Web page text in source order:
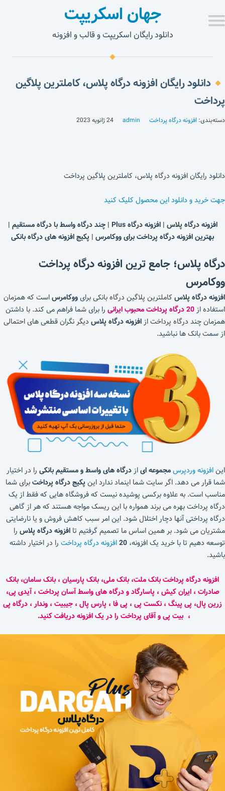
جهان اسکریپت
دانلود رایگان اسکریپت و قالب و افزونه
دانلود رایگان افزونه درگاه پلاس، کاملترین پلاگین
پرداخت
دسته‌بندی: افزونه درگاه پرداخت admin 24 ژانویه 2023
دانلود رایگان افزونه درگاه پلاس، کاملترین پلاگین پرداخت
جهت خرید و دانلود این محصول کلیک کنید
افزونه درگاه پلاس | افزونه درگاه Plus | چند درگاه واسط با درگاه مستقیم |
بهترین افزونه درگاه پرداخت برای ووکامرس | پکیج افزونه های درگاه بانکی
درگاه پلاس؛ جامع ترین افزونه درگاه پرداخت
ووکامرس
افزونه درگاه پلاسکاملترین پلاگین درگاه بانکی برایووکامرساست که همزمان
استفاده از
را برای شما فراهم می کند. با داشتن
همزمان چند درگاه پرداخت ازافزونه درگاه پلاس دیگر نگران قطعی های احتمالی
از سمت بانک ها نباشید.
اینافزونه وردپرسمجموعه ایازدرگاه های واسط و مستقیم بانکی را در اختیار
شما قرار می دهد. اگر سایت شما اینماد ندارد این پکیج درگاه پرداختبرای شما
مناسب است. به علاوه برکسی پوشیده نیست که فروشگاه هایی که فقط از یک
درگاه پرداخت بهره می برند همواره با این ریسک مواجه هستند که هر از گاهی
درگاه پرداختی آنها دچار اختلال شود. این امر سبب کاهش فروش و یا نارضایتی
مشتریان می شود. بر همین اساس ما تصمیم گرفتیم تا افزونه درگاه پلاس را
توسعه دهیم تا با خرید یک افزونه، 20افزونه درگاه پرداخت را در اختیار داشته
باشید.
افزونه درگاه پرداخت بانک ملت، بانک ملی، بانک پارسیان ، بانک سامان، بانک
صادرات ، ایران کیش ، پاسارگاد و درگاه های واسط آسان پرداخت ، آیدی پی،
زرین پال، پی پینگ ، نکست پی ، پی فا ، پارس پال ، جیبیت ، وندار ، درگاه پی
، بیت پی و آقای پرداخت را در یک افزونه دریافت کنید.